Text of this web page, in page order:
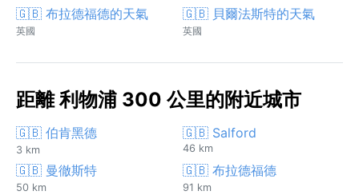
🇬🇧 布拉德福德的天氣
英國
🇬🇧 貝爾法斯特的天氣
英國
距離 利物浦 300 公里的附近城市
🇬🇧 伯肯黑德
3 km
🇬🇧 Salford
46 km
🇬🇧 曼徹斯特
50 km
🇬🇧 布拉德福德
91 km